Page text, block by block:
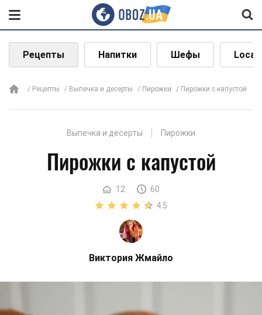
Рецепты Напитки Шефы Local
Рецепты Выпечка и десерты Пирожки Пирожки с капустой
Выпечка и десерты Пирожки
Пирожки с капустой
12
60
4.5
Виктория Жмайло